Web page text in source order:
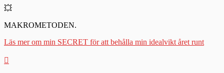
💥
MAKROMETODEN.
Läs mer om min SECRET för att behålla min idealvikt året runt